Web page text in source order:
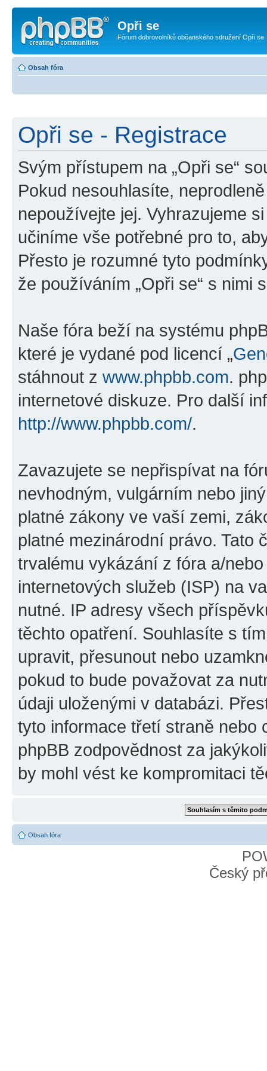
Opři se
Fórum dobrovolníků občanského sdružení Opři se
Obsah fóra
Opři se - Registrace
Svým přístupem na „Opři se“
Pokud nesouhlasíte,
nepoužívejte jej. Vyhrazujeme
učiníme vše potřebné pro to,
Přesto je rozumné tyto
že používáním „Opři se“ s nimi
Naše fóra beží na systému
které je vydané pod licencí „
stáhnout z www.phpbb.com.
internetové diskuze. Pro další
http://www.phpbb.com/.
Zavazujete se nepřispívat na
nevhodným, vulgárním nebo
platné zákony ve vaší zemi,
platné mezinárodní právo. Tato
trvalému vykázání z fóra a/
internetových služeb (ISP) na
nutné. IP adresy všech
těchto opatření. Souhlasíte s
upravit, přesunout nebo
pokud to bude považovat za
údaji uloženými v databázi.
tyto informace třetí straně nebo
phpBB zodpovědnost za
by mohl vést ke kompromitaci
Obsah fóra
Český